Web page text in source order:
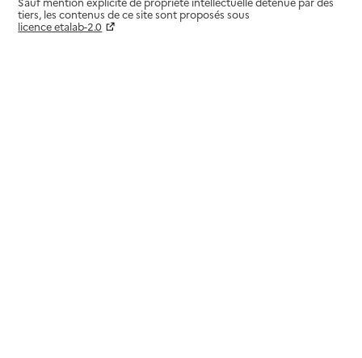
tiers, les contenus de ce site sont proposés sous
licence etalab-2.0